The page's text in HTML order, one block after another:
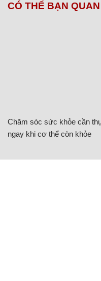
CÓ THỂ BẠN
Chăm sóc sức khỏe cần
ngay khi cơ thể còn khỏe